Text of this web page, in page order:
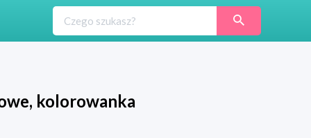
kolorowanka